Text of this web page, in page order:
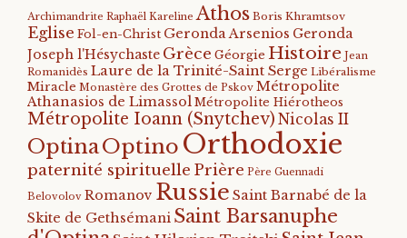
Archimandrite Raphaël Kareline Athos Boris Khramtsov
Eglise Fol-en-Christ Geronda Arsenios Geronda
Joseph l'Hésychaste Grèce Géorgie Histoire Jean
Romanidès Laure de la Trinité-Saint Serge Libéralisme
Miracle Monastère des Grottes de Pskov Métropolite
Athanasios de Limassol Métropolite Hiérotheos
Métropolite Ioann (Snytchev) Nicolas II
OptinaOptino Orthodoxie
paternité spirituelle Prière Père Guennadi
Belovolov Romanov Russie Saint Barnabé de la
Skite de Gethsémani Saint Barsanuphe